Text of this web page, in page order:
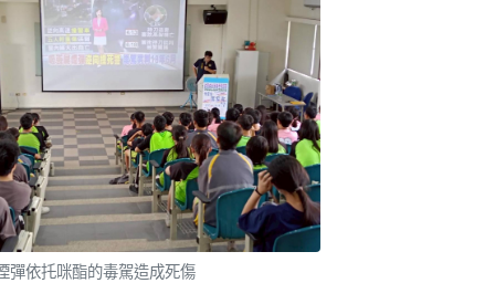
彈依托咪酯的毒駕造成死傷